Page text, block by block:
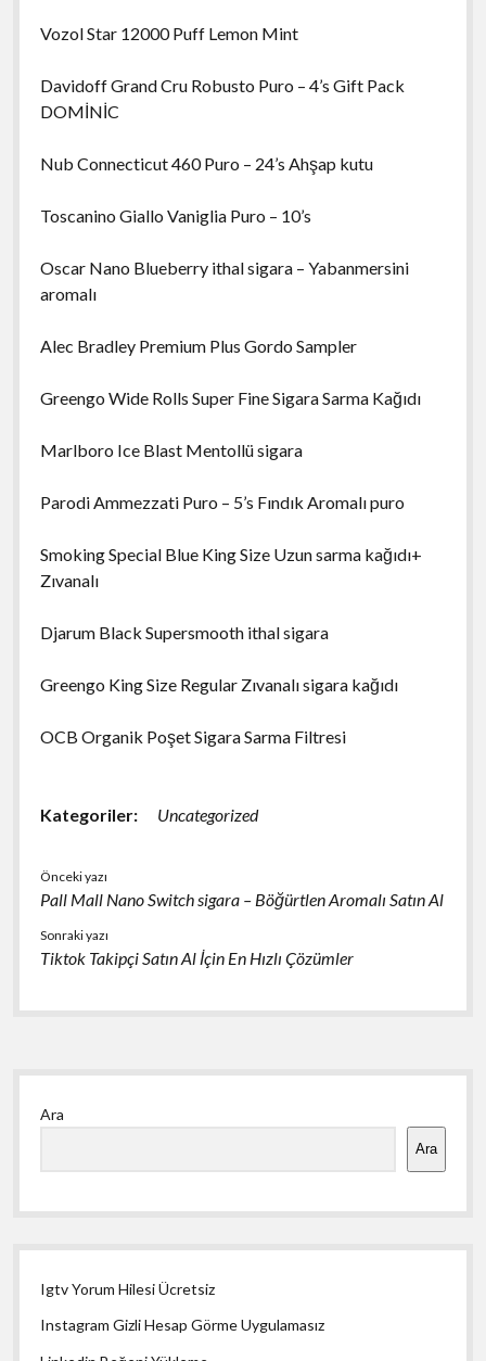
Vozol Star 12000 Puff Lemon Mint
Davidoff Grand Cru Robusto Puro – 4’s Gift Pack
DOMİNİC
Nub Connecticut 460 Puro – 24’s Ahşap kutu
Toscanino Giallo Vaniglia Puro – 10’s
Oscar Nano Blueberry ithal sigara – Yabanmersini
aromalı
Alec Bradley Premium Plus Gordo Sampler
Greengo Wide Rolls Super Fine Sigara Sarma Kağıdı
Marlboro Ice Blast Mentollü sigara
Parodi Ammezzati Puro – 5’s Fındık Aromalı puro
Smoking Special Blue King Size Uzun sarma kağıdı+
Zıvanalı
Djarum Black Supersmooth ithal sigara
Greengo King Size Regular Zıvanalı sigara kağıdı
OCB Organik Poşet Sigara Sarma Filtresi
Kategoriler: Uncategorized
Önceki yazı
Pall Mall Nano Switch sigara – Böğürtlen Aromalı Satın Al
Sonraki yazı
Tiktok Takipçi Satın Al İçin En Hızlı Çözümler
Yan
Menü
Ara
Ara
Igtv Yorum Hilesi Ücretsiz
Instagram Gizli Hesap Görme Uygulamasız